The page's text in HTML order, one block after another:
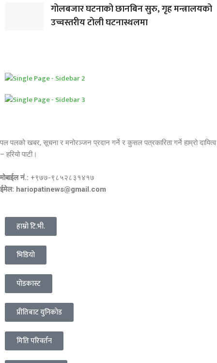
गोलबजार घटनाको छानबिन सुरु, गृह मन्त्रालयको
उच्चस्तरीय टोली घटनास्थलमा
पल पलको खबर, सूचना र मनोरञ्जन प्रदान गर्ने र कुसल पत्रकारिता गर्ने हाम्रो दायित्व
– हरियो पाटी।
मोबाईल नं.: +९७७-९८५२८३१४१७
ईमेल: hariopatinews@gmail.com
हाम्रो टि.भी.
भिडियो
पोडकास्ट
प्रीतिबाट युनिकोड
मिति परिवर्तन